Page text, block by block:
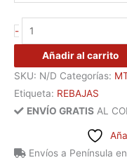
-
Añadir al carrito
SKU: N/D Categorías:
Etiqueta: REBAJAS
ENVÍO GRATIS AL
Envíos a Península